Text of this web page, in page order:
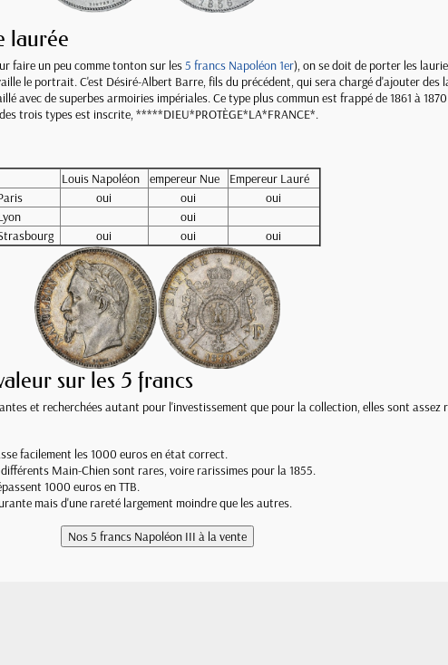
laurée
faire un peu comme tonton sur les5 francs Napoléon 1er), on se doit de porter les
le portrait. C'est Désiré-Albert Barre, fils du précédent, qui sera chargé d'ajouter des
avec de superbes armoiries impériales. Ce type plus commun est frappé de 1861 à
trois types est inscrite, *****DIEU*PROTÈGE*LA*FRANCE*.
Louis Napoléon empereur Nue
Empereur Lauré
oui oui
oui
oui
oui oui oui
sur les 5 francs
et recherchées autant pour l'investissement que pour la collection, elles sont assez
facilement les 1000 euros en état correct.
Main-Chien sont rares, voire rarissimes pour la 1855.
1000 euros en TTB.
mais d'une rareté largement moindre que les autres.